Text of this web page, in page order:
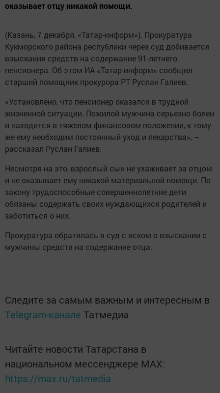
оказывает отцу никакой помощи.
(Казань, 7 декабря, «Татар-информ»). Прокуратура
Кукморского района республики через суд добивается
взыскания средств на содержание 91-летнего
пенсионера. Об этом ИА «Татар-информ» сообщил
старший помощник прокурора РТ Руслан Галиев.
«Установлено, что пенсионер оказался в трудной
жизненной ситуации. Пожилой мужчина серьезно болен
и находится в тяжелом финансовом положении, к тому
же ему необходим постоянный уход и лекарства», –
рассказал Руслан Галиев.
Несмотря на это, взрослый сын не ухаживает за отцом
и не оказывает ему никакой материальной помощи. По
закону трудоспособные совершеннолетние дети
обязаны содержать своих нуждающихся родителей и
заботиться о них.
Прокуратура обратилась в суд с иском о взыскании с
мужчины средств на содержание отца.
Следите за самым важным и интересным в
Telegram-канале Татмедиа
Читайте новости Татарстана в
национальном мессенджере MАХ:
https://max.ru/tatmedia